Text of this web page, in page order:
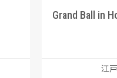
江